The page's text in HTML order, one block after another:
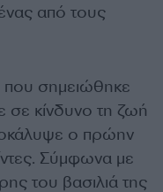
από τους
που σημειώθηκε
σε κίνδυνο τη ζωή
ο πρώην
Σύμφωνα με
του βασιλιά της